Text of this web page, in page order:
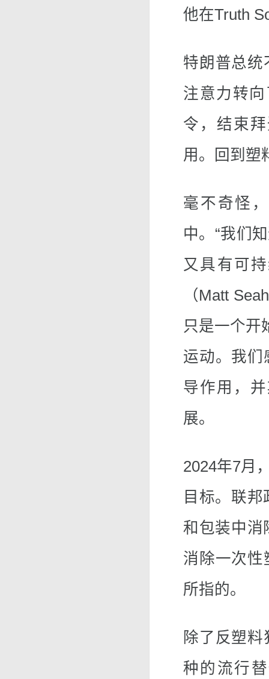
他在Truth
特朗普总统
注意力转
令，结束
用。回到塑
毫不奇怪
中。“我们
又具有可
（Matt
只是一个
运动。我们
导作用，
展。
2024年7月
目标。联
和包装中消
消除一次性
所指的。
除了反塑
种的流行